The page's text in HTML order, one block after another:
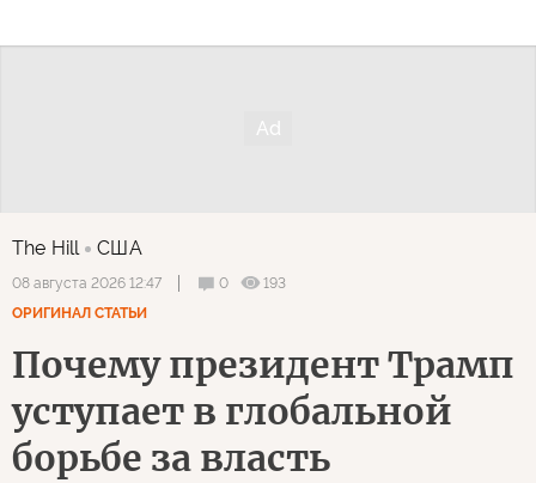
The Hill США
08 августа 2026 12:47 0
193
ОРИГИНАЛ СТАТЬИ
Почему президент Трамп
уступает в глобальной
борьбе за власть